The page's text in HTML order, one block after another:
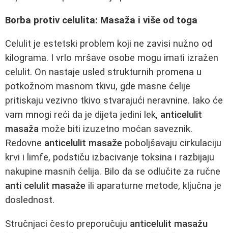
Borba protiv celulita: Masaža i više od toga
Celulit je estetski problem koji ne zavisi nužno od
kilograma. I vrlo mršave osobe mogu imati izražen
celulit. On nastaje usled strukturnih promena u
potkožnom masnom tkivu, gde masne ćelije
pritiskaju vezivno tkivo stvarajući neravnine. Iako će
vam mnogi reći da je dijeta jedini lek, anticelulit
masaža može biti izuzetno moćan saveznik.
Redovne anticelulit masaže poboljšavaju cirkulaciju
krvi i limfe, podstiču izbacivanje toksina i razbijaju
nakupine masnih ćelija. Bilo da se odlučite za ručne
anti celulit masaže ili aparaturne metode, ključna je
doslednost.
Stručnjaci često preporučuju anticelulit masažu